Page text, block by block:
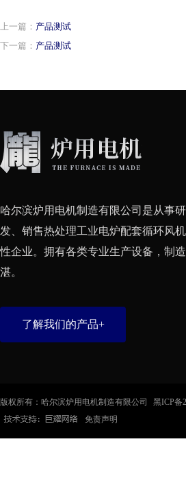
上一篇： 产品测试
下一篇： 产品测试
哈尔滨炉用电机制造有限公司是从事
发、销售热处理工业电炉配套循环风
性企业。拥有各类专业生产设备，制
湛。
了解我们的产品+
版权所有：哈尔滨炉用电机制造有限公司
黑ICP备
免责声明